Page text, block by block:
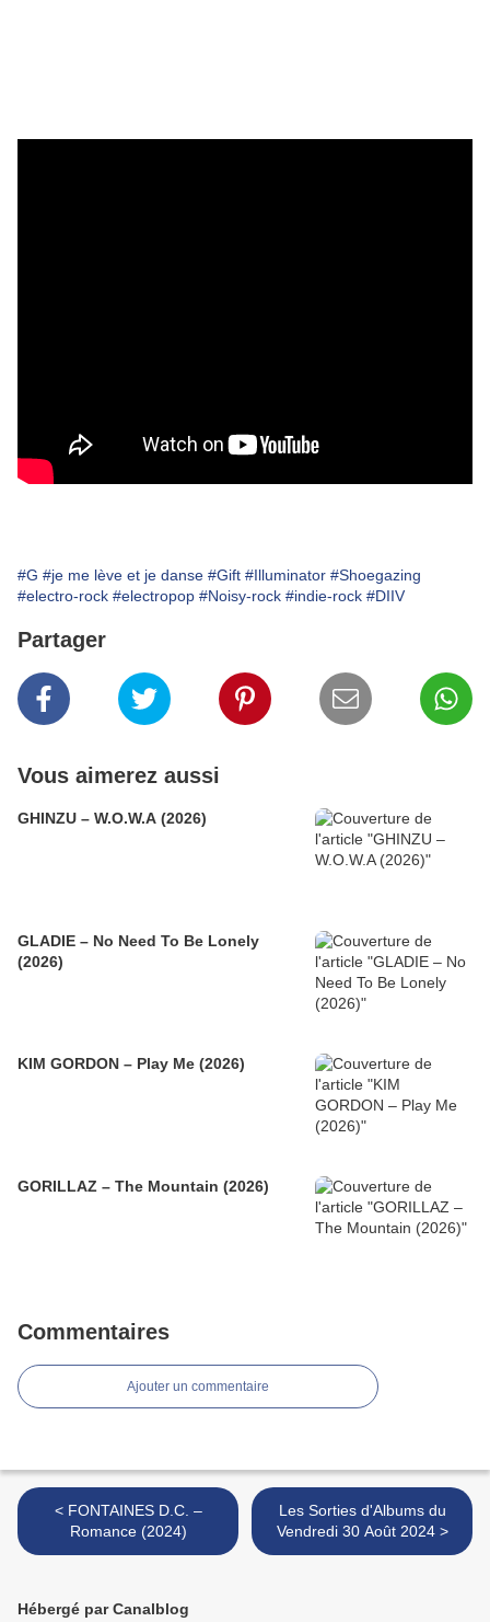
#G #je me lève et je danse #Gift #Illuminator #Shoegazing
#electro-rock #electropop #Noisy-rock #indie-rock #DIIV
Partager
Vous aimerez aussi
GHINZU – W.O.W.A (2026)
GLADIE – No Need To Be Lonely
(2026)
KIM GORDON – Play Me (2026)
GORILLAZ – The Mountain (2026)
Commentaires
Ajouter un commentaire
< FONTAINES D.C. –
Romance (2024)
Les Sorties d'Albums du
Vendredi 30 Août 2024 >
Hébergé par Canalblog